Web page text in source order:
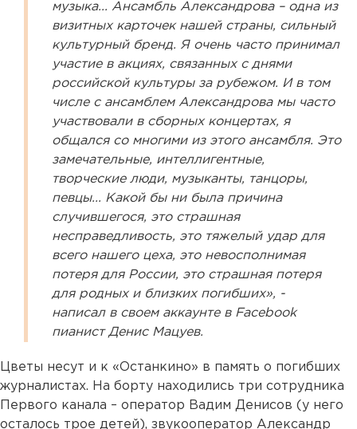
музыка... Ансамбль Александрова – одна из
визитных карточек нашей страны, сильный
культурный бренд. Я очень часто принимал
участие в акциях, связанных с днями
российской культуры за рубежом. И в том
числе с ансамблем Александрова мы часто
участвовали в сборных концертах, я
общался со многими из этого ансамбля. Это
замечательные, интеллигентные,
творческие люди, музыканты, танцоры,
певцы... Какой бы ни была причина
случившегося, это страшная
несправедливость, это тяжелый удар для
всего нашего цеха, это невосполнимая
потеря для России, это страшная потеря
для родных и близких погибших», -
написал в своем аккаунте в Facebook
пианист Денис Мацуев.
Цветы несут и к «Останкино» в память о погибших
журналистах. На борту находились три сотрудника
Первого канала – оператор Вадим Денисов (у него
осталось трое детей), звукооператор Александр